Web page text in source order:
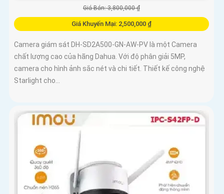
Giá Bán: 3,800,000 ₫
Giá Khuyến Mại: 2,500,000 ₫
Camera giám sát DH-SD2A500-GN-AW-PV là một Camera
chất lượng cao của hãng Dahua. Với độ phân giải 5MP,
camera cho hình ảnh sắc nét và chi tiết. Thiết kế công nghệ
Starlight cho...